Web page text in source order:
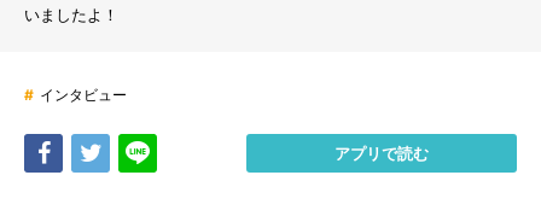
いましたよ！
# インタビュー
Share Tweet アプリで読む